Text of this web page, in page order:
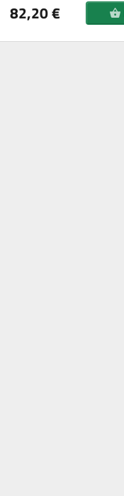
82,20 €